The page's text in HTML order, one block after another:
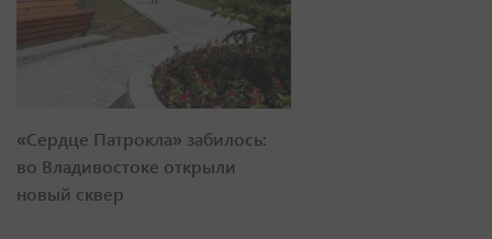
«Сердце Патрокла» забилось:
во Владивостоке открыли
новый сквер